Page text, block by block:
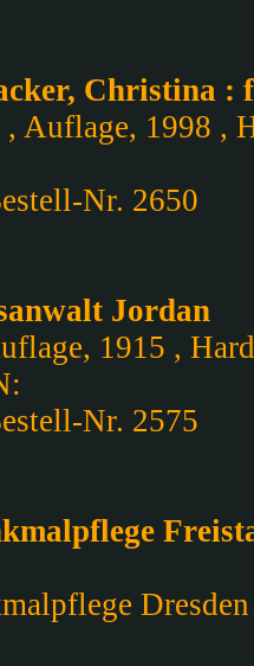
Christina :
Auflage, 1998 ,
Nr. 2650
Jordan
1915 ,
Nr. 2575